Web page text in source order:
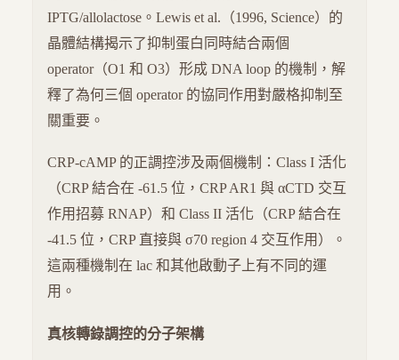
IPTG/allolactose。Lewis et al.（1996, Science）的
晶體結構揭示了抑制蛋白同時結合兩個
operator（O1 和 O3）形成 DNA loop 的機制，解
釋了為何三個 operator 的協同作用對嚴格抑制至
關重要。
CRP-cAMP 的正調控涉及兩個機制：Class I 活化
（CRP 結合在 -61.5 位，CRP AR1 與 αCTD 交互
作用招募 RNAP）和 Class II 活化（CRP 結合在
-41.5 位，CRP 直接與 σ70 region 4 交互作用）。
這兩種機制在 lac 和其他啟動子上有不同的運
用。
真核轉錄調控的分子架構